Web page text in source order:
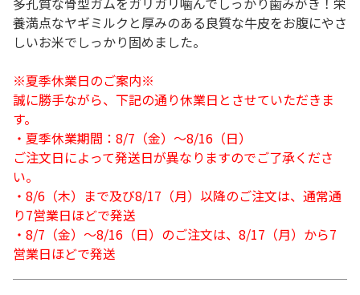
養満点なヤギミルクと厚みのある良質な牛皮をお腹にやさ
しいお米でしっかり固めました。
※夏季休業日のご案内※
誠に勝手ながら、下記の通り休業日とさせていただきま
す。
・夏季休業期間：8/7（金）～8/16（日）
ご注文日によって発送日が異なりますのでご了承くださ
い。
・8/6（木）まで及び8/17（月）以降のご注文は、通常通
り7営業日ほどで発送
・8/7（金）～8/16（日）のご注文は、8/17（月）から7
営業日ほどで発送